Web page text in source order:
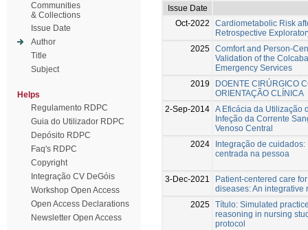
Communities
& Collections
Issue Date
Author
Title
Subject
Helps
Regulamento RDPC
Guia do Utilizador RDPC
Depósito RDPC
Faq's RDPC
Copyright
Integração CV DeGóis
Workshop Open Access
Open Access Declarations
Newsletter Open Access
Issue Date
Oct-2022
Cardiometabolic Risk
Retrospective
2025 Comfort and Person-
Validation of the
Emergency Services
2019
DOENTE CIRÚRGICO
ORIENTAÇÃO CLÍNICA
2-Sep-2014 A Eficácia da Utilização
Infeção da Corrente
Venoso Central
2024
Integração de
centrada na pessoa
3-Dec-2021
Patient-centered care
diseases: An integrative
2025 Título: Simulated
reasoning in nursing
protocol